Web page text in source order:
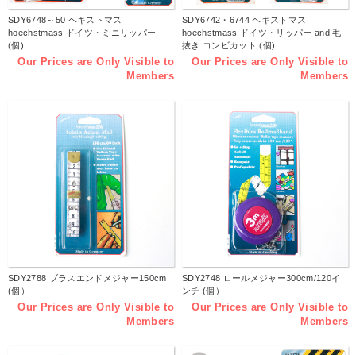
SDY6748～50 ヘキストマス
hoechstmass ドイツ・ミニリッパー
(個)
Our Prices are Only Visible to
Members
SDY6742・6744 ヘキストマス
hoechstmass ドイツ・リッパー and 毛
抜き コンビカット (個)
Our Prices are Only Visible to
Members
SDY2788 ブラスエンドメジャー150cm
(個）
Our Prices are Only Visible to
Members
SDY2748 ロールメジャー300cm/120イ
ンチ (個）
Our Prices are Only Visible to
Members